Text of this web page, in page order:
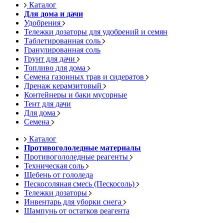
Каталог
Для дома и дачи
Удобрения
Тележки дозаторы для удобрений и семян
Таблетированная соль
Гранулированная соль
Грунт для дачи
Топливо для дома
Семена газонных трав и сидератов
Дренаж керамзитовый
Контейнеры и баки мусорные
Тент для дачи
Для дома
Семена
Каталог
Противогололедные материалы
Противогололедные реагенты
Техническая соль
Щебень от гололеда
Пескосоляная смесь (Пескосоль)
Тележки дозаторы
Инвентарь для уборки снега
Шампунь от остатков реагента